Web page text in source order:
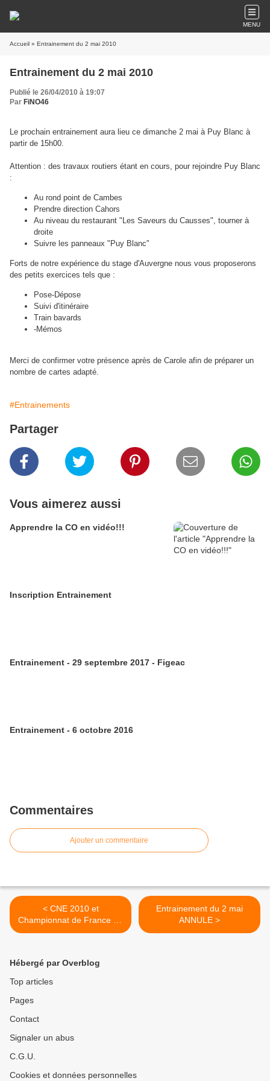
MENU
Accueil » Entrainement du 2 mai 2010
Entrainement du 2 mai 2010
Publié le 26/04/2010 à 19:07
Par FiNO46
Le prochain entrainement aura lieu ce dimanche 2 mai à Puy Blanc à
partir de 15h00.
Attention : des travaux routiers étant en cours, pour rejoindre Puy Blanc
:
Au rond point de Cambes
Prendre direction Cahors
Au niveau du restaurant "Les Saveurs du Causses", tourner à
droite
Suivre les panneaux "Puy Blanc"
Forts de notre expérience du stage d'Auvergne nous vous proposerons
des petits exercices tels que :
Pose-Dépose
Suivi d'itinéraire
Train bavards
-Mémos
Merci de confirmer votre présence après de Carole afin de préparer un
nombre de cartes adapté.
#Entrainements
Partager
Vous aimerez aussi
Apprendre la CO en vidéo!!!
Inscription Entrainement
Entrainement - 29 septembre 2017 - Figeac
Entrainement - 6 octobre 2016
Commentaires
Ajouter un commentaire
< CNE 2010 et
Championnat de France de
Sprint
Entrainement du 2 mai
ANNULE >
Hébergé par Overblog
Top articles
Pages
Contact
Signaler un abus
C.G.U.
Cookies et données personnelles